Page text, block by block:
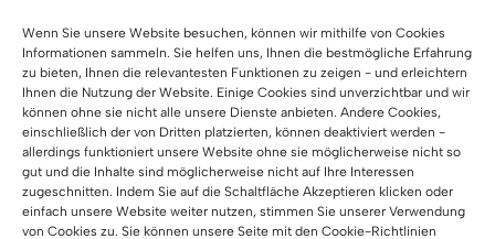
Wenn Sie unsere Website besuchen, können wir mithilfe von Cookies
Informationen sammeln. Sie helfen uns, Ihnen die bestmögliche Erfahrung
zu bieten, Ihnen die relevantesten Funktionen zu zeigen - und erleichtern
Ihnen die Nutzung der Website. Einige Cookies sind unverzichtbar und wir
können ohne sie nicht alle unsere Dienste anbieten. Andere Cookies,
einschließlich der von Dritten platzierten, können deaktiviert werden -
allerdings funktioniert unsere Website ohne sie möglicherweise nicht so
gut und die Inhalte sind möglicherweise nicht auf Ihre Interessen
zugeschnitten. Indem Sie auf die Schaltfläche Akzeptieren klicken oder
einfach unsere Website weiter nutzen, stimmen Sie unserer Verwendung
von Cookies zu. Sie können unsere Seite mit den Cookie-Richtlinien
Die Auswirkungen der Telearbeit auf die körperliche
Gesundheit und wie man sie minimieren kann
Fernarbeit kann zu gesundheitlichen Problemen wie
Rückenschmerzen und Augenproblemen führen. Es ist
wichtig, regelmäßig aufzustehen, sich zu strecken und
für die richtige Beleuchtung und Ergonomie am